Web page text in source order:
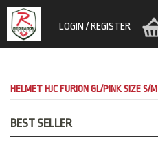
LOGIN / REGISTER
HELMET HJC FURION GL/PINK SIZE S/M
BEST SELLER